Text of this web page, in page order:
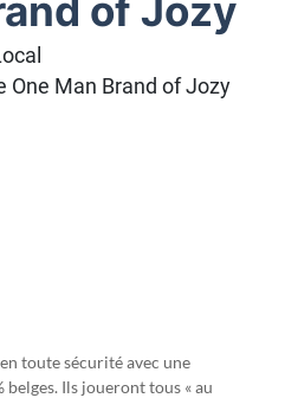
of Jozy
One Man Brand of Jozy
toute sécurité avec une
Ils joueront tous « au